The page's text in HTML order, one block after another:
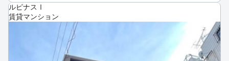
ルピナスⅠ
賃貸マンション